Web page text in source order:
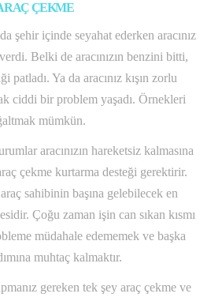
ÇEKME
şehir içinde seyahat ederken aracınız
Belki de aracınızın benzini bitti,
patladı. Ya da aracınız kışın zorlu
ciddi bir problem yaşadı. Örnekleri
mümkün.
aracınızın hareketsiz kalmasına
çekme kurtarma desteği gerektirir.
sahibinin başına gelebilecek en
Çoğu zaman işin can sıkan kısmı
müdahale edememek ve başka
muhtaç kalmaktır.
gereken tek şey araç çekme ve